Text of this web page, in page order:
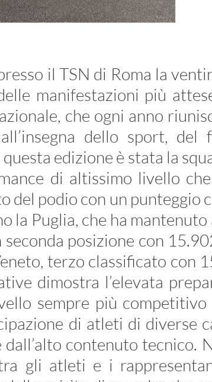
il TSN di Roma la
manifestazioni più
che ogni anno
dello sport,
edizione è stata la
di altissimo livello
del podio con un punteggio
la Puglia, che ha
seconda posizione con
terzo classificato con
dimostra l’elevata
sempre più competitivo
di atleti di diverse
dall’alto contenuto tecnico.
gli atleti e i